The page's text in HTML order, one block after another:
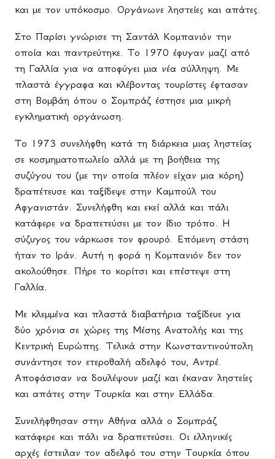
και με τον υπόκοσμο. Οργάνωνε ληστείες και απάτες.
Στο Παρίσι γνώρισε τη Σαντάλ Κομπανιόν την
οποία και παντρεύτηκε. Το 1970 έφυγαν μαζί από
τη Γαλλία για να αποφύγει μια νέα σύλληψη. Με
πλαστά έγγραφα και κλέβοντας τουρίστες έφτασαν
στη Βομβάη όπου ο Σομπράζ έστησε μια μικρή
εγκληματική οργάνωση.
Το 1973 συνελήφθη κατά τη διάρκεια μιας ληστείας
σε κοσμηματοπωλείο αλλά με τη βοήθεια της
συζύγου του (με την οποία πλέον είχαν μια κόρη)
δραπέτευσε και ταξίδεψε στην Καμπούλ του
Αφγανιστάν. Συνελήφθη και εκεί αλλά και πάλι
κατάφερε να δραπετεύσει με τον ίδιο τρόπο. Η
σύζυγος του νάρκωσε τον φρουρό. Επόμενη στάση
ήταν το Ιράν. Αυτή η φορά η Κομπανιόν δεν τον
ακολούθησε. Πήρε το κορίτσι και επέστεψε στη
Γαλλία.
Με κλεμμένα και πλαστά διαβατήρια ταξίδευε για
δύο χρόνια σε χώρες της Μέσης Ανατολής και της
Κεντρική Ευρώπης. Τελικά στην Κωνσταντινούπολη
συνάντησε τον ετεροθαλή αδελφό του, Αντρέ.
Αποφάσισαν να δουλέψουν μαζί και έκαναν ληστείες
και απάτες στην Τουρκία και στην Ελλάδα.
Συνελήφθησαν στην Αθήνα αλλά ο Σομπράζ
κατάφερε και πάλι να δραπετεύσει. Οι ελληνικές
αρχές έστειλαν τον αδελφό του στην Τουρκία όπου